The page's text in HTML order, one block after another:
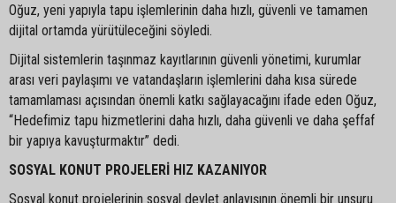
Oğuz, yeni yapıyla tapu işlemlerinin daha hızlı, güvenli ve tamamen
dijital ortamda yürütüleceğini söyledi.
Dijital sistemlerin taşınmaz kayıtlarının güvenli yönetimi, kurumlar
arası veri paylaşımı ve vatandaşların işlemlerini daha kısa sürede
tamamlaması açısından önemli katkı sağlayacağını ifade eden Oğuz,
“Hedefimiz tapu hizmetlerini daha hızlı, daha güvenli ve daha şeffaf
bir yapıya kavuşturmaktır” dedi.
SOSYAL KONUT PROJELERİ HIZ KAZANIYOR
Sosyal konut projelerinin sosyal devlet anlayışının önemli bir unsuru